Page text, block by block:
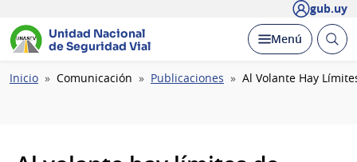
gub.uy
Unidad Nacional
de Seguridad Vial
Desplegar
Menú Abrir
Ruta
Inicio Comunicación Publicaciones Al Volante Hay